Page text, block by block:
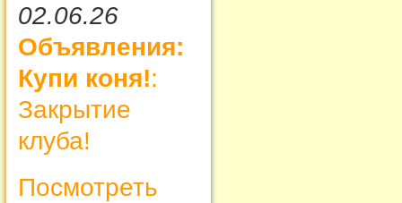
02.06.26
Объявления:
Купи коня!:
Закрытие
клуба!
Посмотреть